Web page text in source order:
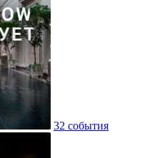
32 события